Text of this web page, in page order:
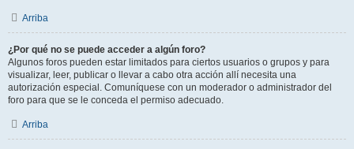
Arriba
¿Por qué no se puede acceder a algún foro?
Algunos foros pueden estar limitados para ciertos usuarios o grupos y para
visualizar, leer, publicar o llevar a cabo otra acción allí necesita una
autorización especial. Comuníquese con un moderador o administrador del
foro para que se le conceda el permiso adecuado.
Arriba